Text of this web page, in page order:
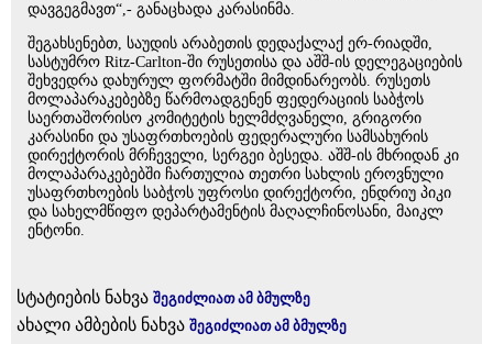
დავგეგმავთ“,- განაცხადა კარასინმა.
შეგახსენებთ, საუდის არაბეთის დედაქალაქ ერ-რიადში,
სასტუმრო Ritz-Carlton-ში რუსეთისა და აშშ-ის დელეგაციების
შეხვედრა დახურულ ფორმატში მიმდინარეობს. რუსეთს
მოლაპარაკებებზე წარმოადგენენ ფედერაციის საბჭოს
საერთაშორისო კომიტეტის ხელმძღვანელი, გრიგორი
კარასინი და უსაფრთხოების ფედერალური სამსახურის
დირექტორის მრჩეველი, სერგეი ბესედა. აშშ-ის მხრიდან კი
მოლაპარაკებებში ჩართულია თეთრი სახლის ეროვნული
უსაფრთხოების საბჭოს უფროსი დირექტორი, ენდრიუ პიკი
და სახელმწიფო დეპარტამენტის მაღალჩინოსანი, მაიკლ
ენტონი.
სტატიების ნახვა შეგიძლიათ ამ ბმულზე
ახალი ამბების ნახვა შეგიძლიათ ამ ბმულზე